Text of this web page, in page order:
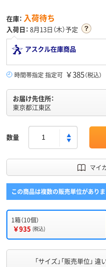
在庫： 入荷待ち
入荷日： 8月13日（木）予定
アスクル在庫商品
時間帯指定 指定可 ￥385（税込）
お届け先住所：
東京都江東区
数量
マイ
この商品は複数の販売単位があり
1箱（10個）
￥935 (税込)
「サイズ」「販売単位」 違